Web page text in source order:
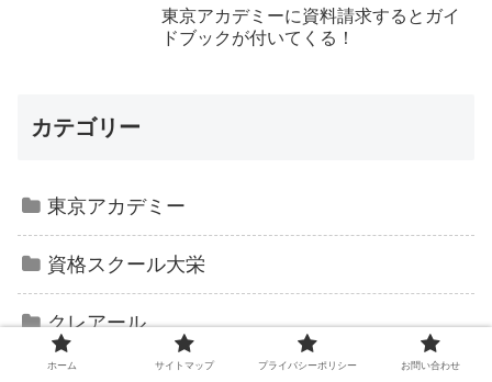
東京アカデミーに資料請求するとガイ
ドブックが付いてくる！
カテゴリー
東京アカデミー
資格スクール大栄
クレアール
ホーム サイトマップ プライバシーポリシー お問い合わせ